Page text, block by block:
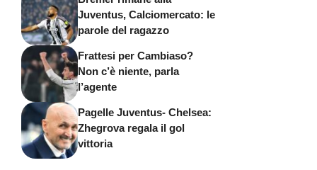
Juventus, Calciomercato: le
parole del ragazzo
Frattesi per Cambiaso?
Non c’è niente, parla
l’agente
Pagelle Juventus- Chelsea:
Zhegrova regala il gol
vittoria